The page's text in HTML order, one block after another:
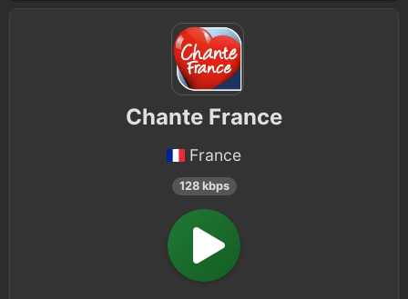
Chante France
France
128 kbps